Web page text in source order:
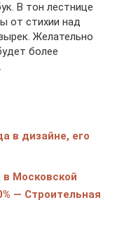
В тон лестнице
от стихии над
Желательно
более
в дизайне, его
Московской
— Строительная